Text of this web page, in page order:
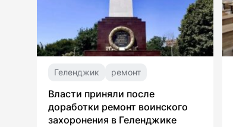
Геленджик ремонт
Власти приняли после
доработки ремонт воинского
захоронения в Геленджике